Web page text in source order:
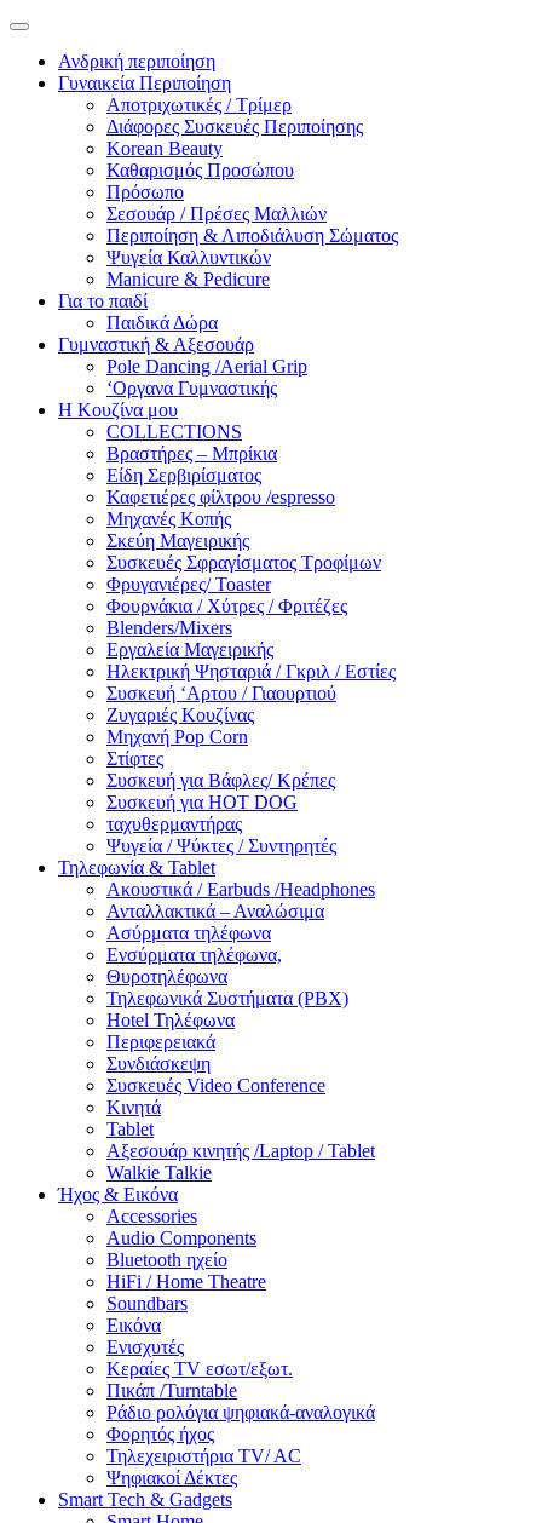
Ανδρική περιποίηση
Γυναικεία Περιποίηση
Αποτριχωτικές / Τρίμερ
Διάφορες Συσκευές Περιποίησης
Korean Beauty
Καθαρισμός Προσώπου
Πρόσωπο
Σεσουάρ / Πρέσες Μαλλιών
Περιποίηση & Λιποδιάλυση Σώματος
Ψυγεία Καλλυντικών
Manicure & Pedicure
Για το παιδί
Παιδικά Δώρα
Γυμναστική & Αξεσουάρ
Pole Dancing /Aerial Grip
‘Οργανα Γυμναστικής
Η Κουζίνα μου
COLLECTIONS
Βραστήρες – Μπρίκια
Είδη Σερβιρίσματος
Καφετιέρες φίλτρου /espresso
Μηχανές Κοπής
Σκεύη Μαγειρικής
Συσκευές Σφραγίσματος Τροφίμων
Φρυγανιέρες/ Toaster
Φουρνάκια / Χύτρες / Φριτέζες
Blenders/Mixers
Εργαλεία Μαγειρικής
Ηλεκτρική Ψησταριά / Γκριλ / Eστίες
Συσκευή ‘Αρτου / Γιαουρτιού
Ζυγαριές Κουζίνας
Μηχανή Pop Corn
Στίφτες
Συσκευή για Βάφλες/ Κρέπες
Συσκευή για HOT DOG
ταχυθερμαντήρας
Ψυγεία / Ψύκτες / Συντηρητές
Τηλεφωνία & Tablet
Ακουστικά / Earbuds /Headphones
Ανταλλακτικά – Αναλώσιμα
Ασύρματα τηλέφωνα
Ενσύρματα τηλέφωνα,
Θυροτηλέφωνα
Τηλεφωνικά Συστήματα (PBX)
Hotel Τηλέφωνα
Περιφερειακά
Συνδιάσκεψη
Συσκευές Video Conference
Κινητά
Tablet
Αξεσουάρ κινητής /Laptop / Tablet
Walkie Talkie
Ήχος & Εικόνα
Accessories
Audio Components
Bluetooth ηχείο
HiFi / Home Theatre
Soundbars
Εικόνα
Ενισχυτές
Κεραίες TV εσωτ/εξωτ.
Πικάπ /Turntable
Ράδιο ρολόγια ψηφιακά-αναλογικά
Φορητός ήχος
Τηλεχειριστήρια TV/ AC
Ψηφιακοί Δέκτες
Smart Tech & Gadgets